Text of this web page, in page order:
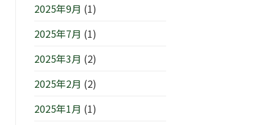
2025年9月 (1)
2025年7月 (1)
2025年3月 (2)
2025年2月 (2)
2025年1月 (1)